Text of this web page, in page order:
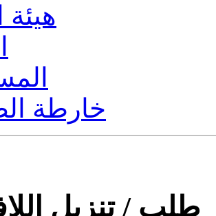
هيئة
خارطة
طلب / تنزيل